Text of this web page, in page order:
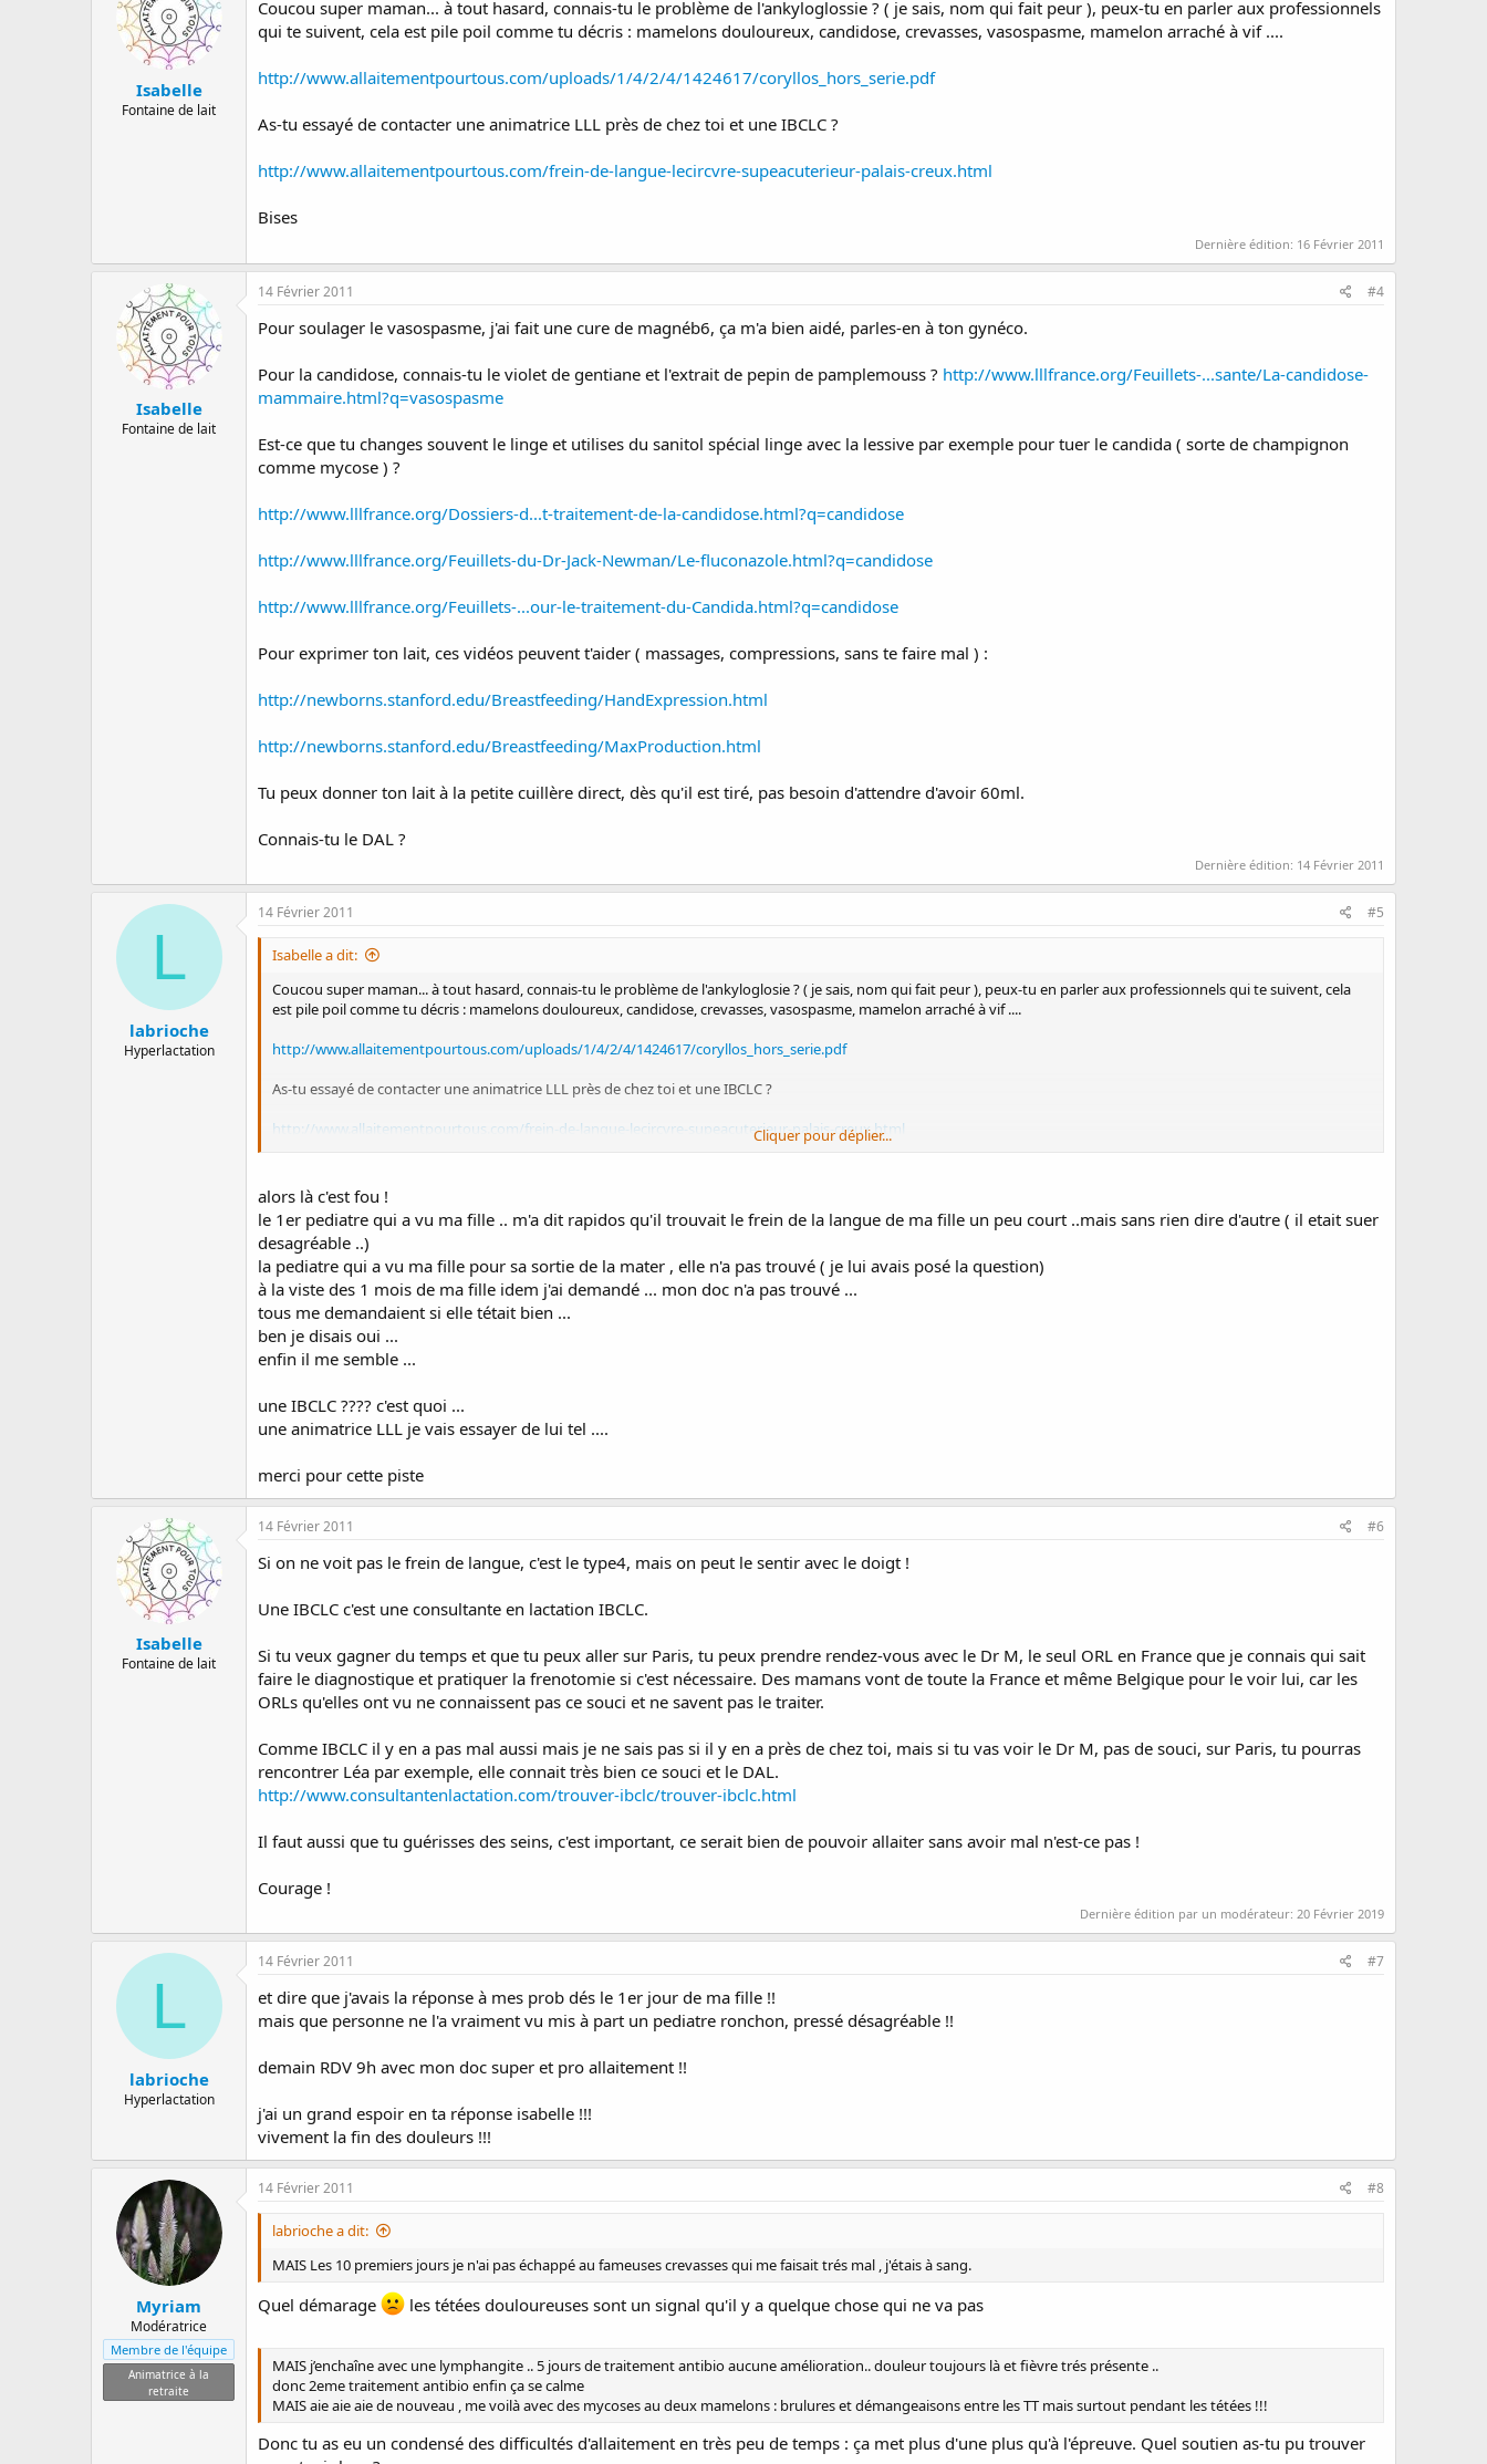
Isabelle
Fontaine de lait
Coucou super maman... à tout hasard, connais-tu le problème de l'ankyloglossie ? ( je sais, nom qui fait peur ), peux-tu en parler aux professionnels
qui te suivent, cela est pile poil comme tu décris : mamelons douloureux, candidose, crevasses, vasospasme, mamelon arraché à vif ....
http://www.allaitementpourtous.com/uploads/1/4/2/4/1424617/coryllos_hors_serie.pdf
As-tu essayé de contacter une animatrice LLL près de chez toi et une IBCLC ?
http://www.allaitementpourtous.com/frein-de-langue-lecircvre-supeacuterieur-palais-creux.html
Bises
Dernière édition: 16 Février 2011
Isabelle
Fontaine de lait
14 Février 2011 #4
Pour soulager le vasospasme, j'ai fait une cure de magnéb6, ça m'a bien aidé, parles-en à ton gynéco.
Pour la candidose, connais-tu le violet de gentiane et l'extrait de pepin de pamplemouss ? http://www.lllfrance.org/Feuillets-...sante/La-candidose-
mammaire.html?q=vasospasme
Est-ce que tu changes souvent le linge et utilises du sanitol spécial linge avec la lessive par exemple pour tuer le candida ( sorte de champignon
comme mycose ) ?
http://www.lllfrance.org/Dossiers-d...t-traitement-de-la-candidose.html?q=candidose
http://www.lllfrance.org/Feuillets-du-Dr-Jack-Newman/Le-fluconazole.html?q=candidose
http://www.lllfrance.org/Feuillets-...our-le-traitement-du-Candida.html?q=candidose
Pour exprimer ton lait, ces vidéos peuvent t'aider ( massages, compressions, sans te faire mal ) :
http://newborns.stanford.edu/Breastfeeding/HandExpression.html
http://newborns.stanford.edu/Breastfeeding/MaxProduction.html
Tu peux donner ton lait à la petite cuillère direct, dès qu'il est tiré, pas besoin d'attendre d'avoir 60ml.
Connais-tu le DAL ?
Dernière édition: 14 Février 2011
L
labrioche
Hyperlactation
14 Février 2011 #5
Isabelle a dit:
Coucou super maman... à tout hasard, connais-tu le problème de l'ankyloglosie ? ( je sais, nom qui fait peur ), peux-tu en parler aux professionnels qui te suivent, cela
est pile poil comme tu décris : mamelons douloureux, candidose, crevasses, vasospasme, mamelon arraché à vif ....
http://www.allaitementpourtous.com/uploads/1/4/2/4/1424617/coryllos_hors_serie.pdf
As-tu essayé de contacter une animatrice LLL près de chez toi et une IBCLC ?
http://www.allaitementpourtous.com/frein-de-langue-lecircvre-supeacuterieur-palais-creux.html
Cliquer pour déplier...
alors là c'est fou !
le 1er pediatre qui a vu ma fille .. m'a dit rapidos qu'il trouvait le frein de la langue de ma fille un peu court ..mais sans rien dire d'autre ( il etait suer
desagréable ..)
la pediatre qui a vu ma fille pour sa sortie de la mater , elle n'a pas trouvé ( je lui avais posé la question)
à la viste des 1 mois de ma fille idem j'ai demandé ... mon doc n'a pas trouvé ...
tous me demandaient si elle tétait bien ...
ben je disais oui ...
enfin il me semble ...
une IBCLC ???? c'est quoi ...
une animatrice LLL je vais essayer de lui tel ....
merci pour cette piste
Isabelle
Fontaine de lait
14 Février 2011 #6
Si on ne voit pas le frein de langue, c'est le type4, mais on peut le sentir avec le doigt !
Une IBCLC c'est une consultante en lactation IBCLC.
Si tu veux gagner du temps et que tu peux aller sur Paris, tu peux prendre rendez-vous avec le Dr M, le seul ORL en France que je connais qui sait
faire le diagnostique et pratiquer la frenotomie si c'est nécessaire. Des mamans vont de toute la France et même Belgique pour le voir lui, car les
ORLs qu'elles ont vu ne connaissent pas ce souci et ne savent pas le traiter.
Comme IBCLC il y en a pas mal aussi mais je ne sais pas si il y en a près de chez toi, mais si tu vas voir le Dr M, pas de souci, sur Paris, tu pourras
rencontrer Léa par exemple, elle connait très bien ce souci et le DAL.
http://www.consultantenlactation.com/trouver-ibclc/trouver-ibclc.html
Il faut aussi que tu guérisses des seins, c'est important, ce serait bien de pouvoir allaiter sans avoir mal n'est-ce pas !
Courage !
Dernière édition par un modérateur: 20 Février 2019
L
labrioche
Hyperlactation
14 Février 2011 #7
et dire que j'avais la réponse à mes prob dés le 1er jour de ma fille !!
mais que personne ne l'a vraiment vu mis à part un pediatre ronchon, pressé désagréable !!
demain RDV 9h avec mon doc super et pro allaitement !!
j'ai un grand espoir en ta réponse isabelle !!!
vivement la fin des douleurs !!!
Myriam
Modératrice
Membre de l'équipe
Animatrice à la
retraite
14 Février 2011 #8
labrioche a dit:
MAIS Les 10 premiers jours je n'ai pas échappé au fameuses crevasses qui me faisait trés mal , j'étais à sang.
Quel démarage les tétées douloureuses sont un signal qu'il y a quelque chose qui ne va pas
MAIS j’enchaîne avec une lymphangite .. 5 jours de traitement antibio aucune amélioration.. douleur toujours là et fièvre trés présente ..
donc 2eme traitement antibio enfin ça se calme
MAIS aie aie aie de nouveau , me voilà avec des mycoses au deux mamelons : brulures et démangeaisons entre les TT mais surtout pendant les tétées !!!
Donc tu as eu un condensé des difficultés d'allaitement en très peu de temps : ça met plus d'une plus qu'à l'épreuve. Quel soutien as-tu pu trouver